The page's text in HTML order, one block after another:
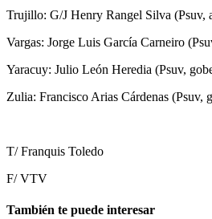
Trujillo: G/J Henry Rangel Silva (Psuv,
Vargas: Jorge Luis García Carneiro
Yaracuy: Julio León Heredia (Psuv,
Zulia: Francisco Arias Cárdenas (Psuv,
T/ Franquis Toledo
F/ VTV
También te puede interesar